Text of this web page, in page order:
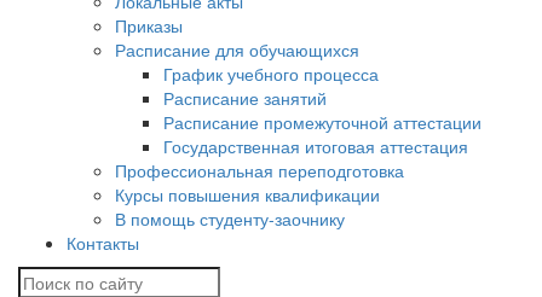
Приказы
Расписание для обучающихся
График учебного процесса
Расписание занятий
Расписание промежуточной аттестации
Государственная итоговая аттестация
Профессиональная переподготовка
Курсы повышения квалификации
В помощь студенту-заочнику
Контакты